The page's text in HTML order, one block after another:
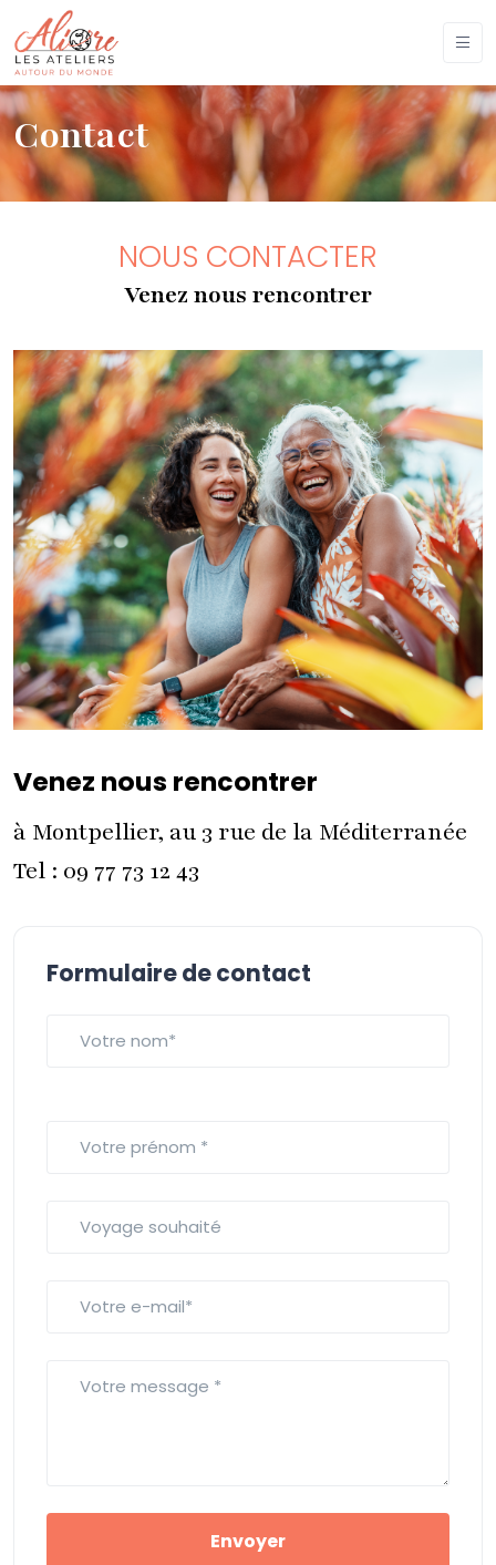
Contact
NOUS CONTACTER
Venez nous rencontrer
Venez nous rencontrer
à Montpellier, au 3 rue de la Méditerranée
Tel : 09 77 73 12 43
Formulaire de contact
Envoyer